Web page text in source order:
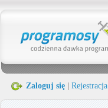
Zaloguj się Rejestracja